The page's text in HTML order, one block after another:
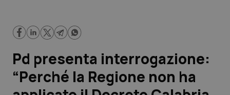
Governo e Parlamento
Regioni e Asl
Pd presenta interrogazione:
“Perché la Regione non ha